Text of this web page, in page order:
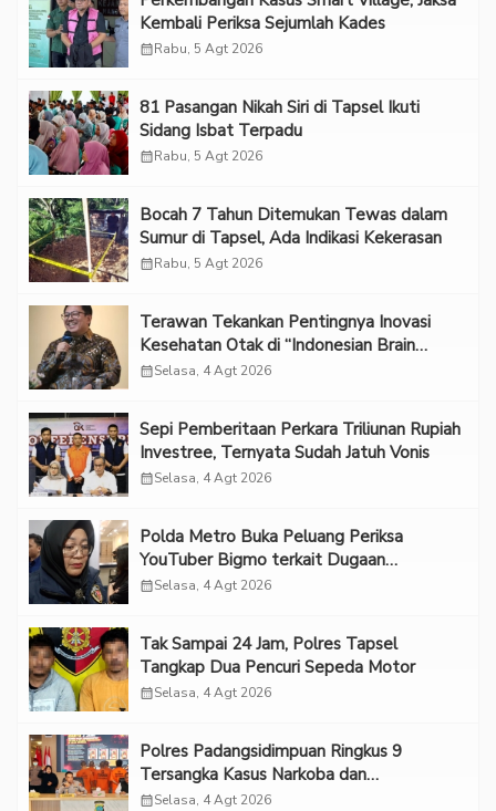
Kembali Periksa Sejumlah Kades
calendar_monthRabu, 5 Agt 2026
81 Pasangan Nikah Siri di Tapsel Ikuti
Sidang Isbat Terpadu
calendar_monthRabu, 5 Agt 2026
Bocah 7 Tahun Ditemukan Tewas dalam
Sumur di Tapsel, Ada Indikasi Kekerasan
calendar_monthRabu, 5 Agt 2026
Terawan Tekankan Pentingnya Inovasi
Kesehatan Otak di “Indonesian Brain
Forum 2026 UPN Veteran Jakarta”
calendar_monthSelasa, 4 Agt 2026
Sepi Pemberitaan Perkara Triliunan Rupiah
Investree, Ternyata Sudah Jatuh Vonis
calendar_monthSelasa, 4 Agt 2026
Polda Metro Buka Peluang Periksa
YouTuber Bigmo terkait Dugaan
Eksploitasi Anak
calendar_monthSelasa, 4 Agt 2026
Tak Sampai 24 Jam, Polres Tapsel
Tangkap Dua Pencuri Sepeda Motor
calendar_monthSelasa, 4 Agt 2026
Polres Padangsidimpuan Ringkus 9
Tersangka Kasus Narkoba dan
Penganiayaan
calendar_monthSelasa, 4 Agt 2026